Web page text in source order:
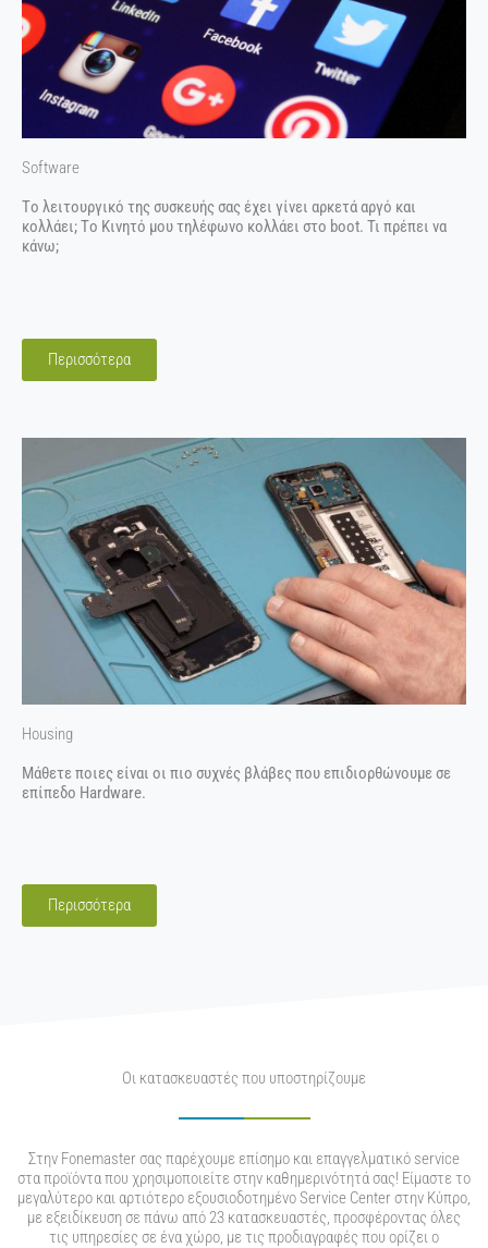
Software
Tο λειτουργικό της συσκευής σας έχει γίνει αρκετά αργό και
κολλάει; Tο Κινητό μου τηλέφωνο κολλάει στο boot. Τι πρέπει να
κάνω;
Περισσότερα
Housing
Μάθετε ποιες είναι οι πιο συχνές βλάβες που επιδιορθώνουμε σε
επίπεδο Hardware.
Περισσότερα
Οι κατασκευαστές που υποστηρίζουμε
Στην Fonemaster σας παρέχουμε επίσημο και επαγγελματικό service
στα προϊόντα που χρησιμοποιείτε στην καθημερινότητά σας! Είμαστε το
μεγαλύτερο και αρτιότερο εξουσιοδοτημένο Service Center στην Κύπρο,
με εξειδίκευση σε πάνω από 23 κατασκευαστές, προσφέροντας όλες
τις υπηρεσίες σε ένα χώρο, με τις προδιαγραφές που ορίζει ο